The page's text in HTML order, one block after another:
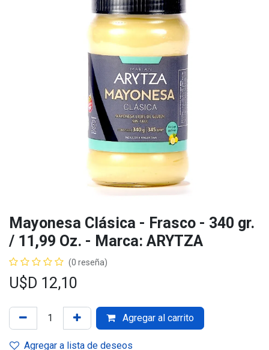
Mayonesa Clásica - Frasco - 340 gr.
/ 11,99 Oz. - Marca: ARYTZA
(0 reseña)
U$D 12,10
Agregar al carrito
Agregar a lista de deseos